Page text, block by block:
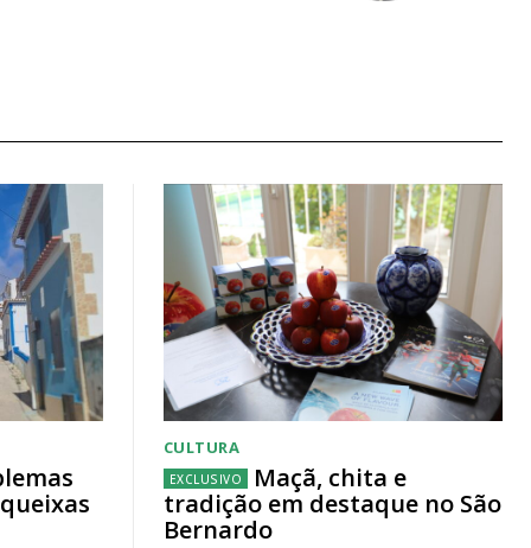
CULTURA
Maçã, chita e
tradição em destaque no São
Bernardo